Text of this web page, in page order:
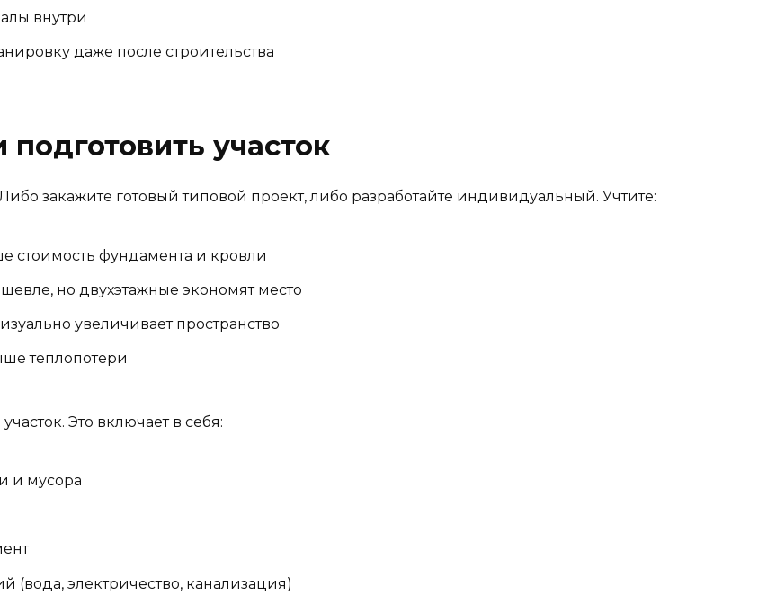
внутри
даже после строительства
участок
закажите готовый типовой проект, либо разработайте индивидуальный. Учтите:
фундамента и кровли
но двухэтажные экономят место
увеличивает пространство
теплопотери
Это включает в себя:
и мусора
электричество, канализация)